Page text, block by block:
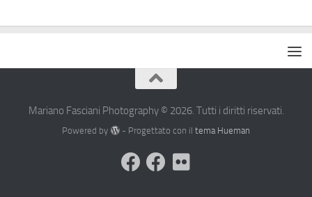
Mariano Fasciani Photography © 2026. Tutti i diritti riservati.
Powered by - Progettato con il tema Hueman